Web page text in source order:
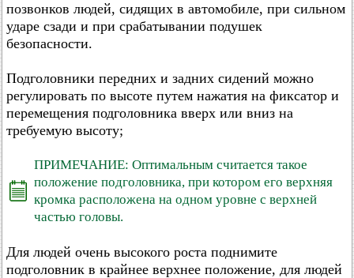
позвонков людей, сидящих в автомобиле, при сильном
ударе сзади и при срабатывании подушек
безопасности.
Подголовники передних и задних сидений можно
регулировать по высоте путем нажатия на фиксатор и
перемещения подголовника вверх или вниз на
требуемую высоту;
ПРИМЕЧАНИЕ: Оптимальным считается такое
положение подголовника, при котором его верхняя
кромка расположена на одном уровне с верхней
частью головы.
Для людей очень высокого роста поднимите
подголовник в крайнее верхнее положение, для людей